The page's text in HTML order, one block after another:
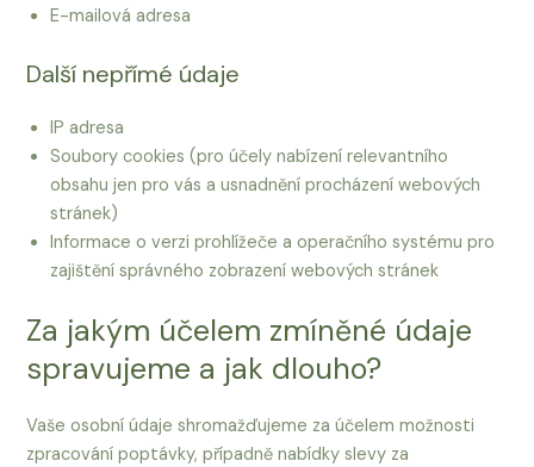
E-mailová adresa
Další nepřímé údaje
IP adresa
Soubory cookies (pro účely nabízení relevantního
obsahu jen pro vás a usnadnění procházení webových
stránek)
Informace o verzi prohlížeče a operačního systému pro
zajištění správného zobrazení webových stránek
Za jakým účelem zmíněné údaje
spravujeme a jak dlouho?
Vaše osobní údaje shromažďujeme za účelem možnosti
zpracování poptávky, případně nabídky slevy za